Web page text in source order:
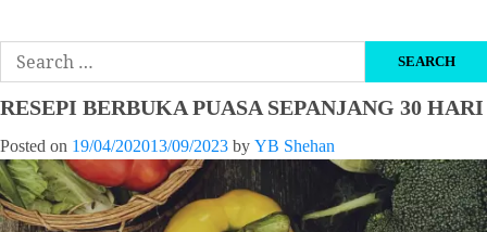
Search
for:
RESEPI BERBUKA PUASA SEPANJANG 30 HARI
Posted on 19/04/202013/09/2023 by YB Shehan